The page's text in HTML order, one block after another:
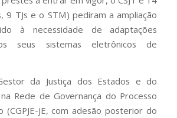
9 TJs e o STM) pediram a ampliação
à necessidade de adaptações
seus sistemas eletrônicos de
da Justiça dos Estados e do
Rede de Governança do Processo
(CGPJE-JE, com adesão posterior do